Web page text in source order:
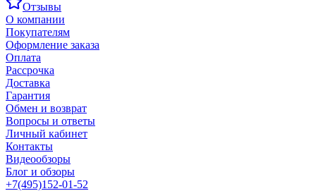
Отзывы
О компании
Покупателям
Оформление заказа
Оплата
Рассрочка
Доставка
Гарантия
Обмен и возврат
Вопросы и ответы
Личный кабинет
Контакты
Видеообзоры
Блог и обзоры
+7(495)152-01-52